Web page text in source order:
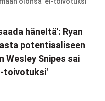
häneltä': Ryan
potentiaaliseen
Wesley Snipes sai
toivotuksi'